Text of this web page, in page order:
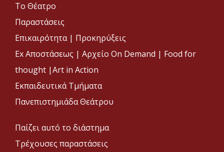
Το Θέατρο
Παραστάσεις
Επικαιρότητα | Προκηρύξεις
Ex Αποστάσεως | Αρχείο On Demand | Food for
thought |Art in Action
Εκπαιδευτικά Τμήματα
Πανεπιστημιάδα Θεάτρου
Παίζει αυτό το διάστημα
Τρέχουσες παραστάσεις